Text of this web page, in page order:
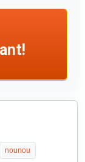
nounou